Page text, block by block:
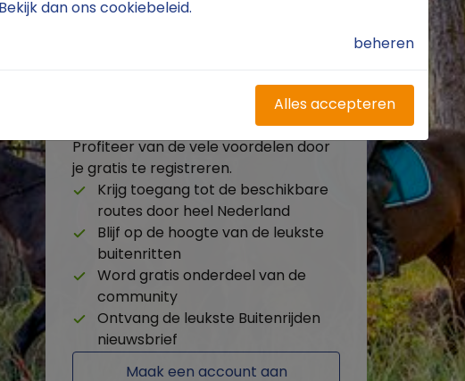
Wachtwoord vergeten?
Heb je nog geen account?
Profiteer van de vele voordelen door
je gratis te registreren.
Krijg toegang tot de beschikbare
routes door heel Nederland
Blijf op de hoogte van de leukste
buitenritten
Word gratis onderdeel van de
community
Ontvang de leukste Buitenrijden
nieuwsbrief
Maak een account aan
Bekijk dan ons cookiebeleid.
beheren
Alles accepteren